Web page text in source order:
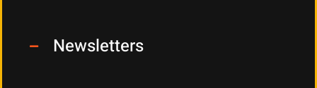
Newsletters